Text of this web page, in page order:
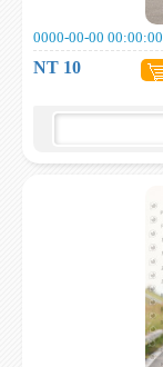
0000-00-00 00:00:00
NT 10